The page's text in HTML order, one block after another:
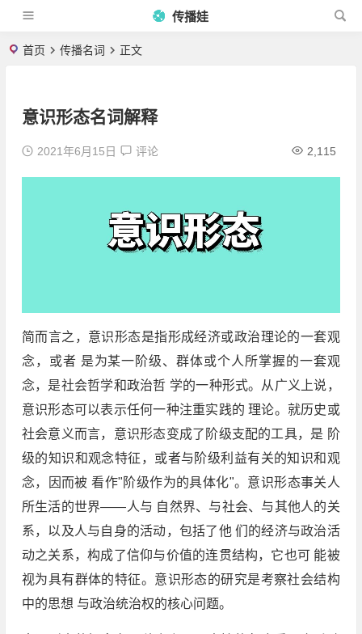
传播娃
首页 传播名词 正文
意识形态名词解释
2021年6月15日 评论 2,115
简而言之，意识形态是指形成经济或政治理论的一套观
念，或者 是为某一阶级、群体或个人所掌握的一套观
念，是社会哲学和政治哲 学的一种形式。从广义上说，
意识形态可以表示任何一种注重实践的 理论。就历史或
社会意义而言，意识形态变成了阶级支配的工具，是 阶
级的知识和观念特征，或者与阶级利益有关的知识和观
念，因而被 看作"阶级作为的具体化"。意识形态事关人
所生活的世界——人与 自然界、与社会、与其他人的关
系，以及人与自身的活动，包括了他 们的经济与政治活
动之关系，构成了信仰与价值的连贯结构，它也可 能被
视为具有群体的特征。意识形态的研究是考察社会结构
中的思想 与政治统治权的核心问题。